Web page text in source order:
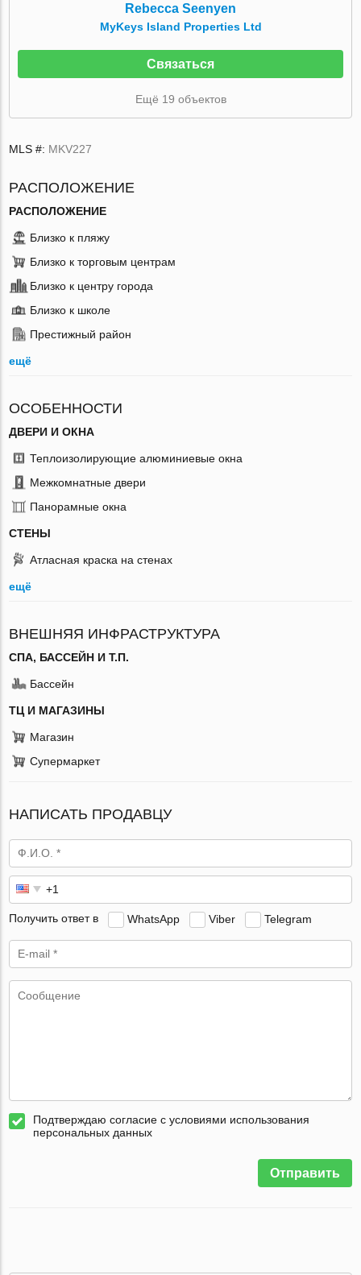
Rebecca Seenyen
MyKeys Island Properties Ltd
Связаться
Ещё 19 объектов
MLS #: MKV227
РАСПОЛОЖЕНИЕ
РАСПОЛОЖЕНИЕ
Близко к пляжу
Близко к торговым центрам
Близко к центру города
Близко к школе
Престижный район
ещё
ОСОБЕННОСТИ
ДВЕРИ И ОКНА
Теплоизолирующие алюминиевые окна
Межкомнатные двери
Панорамные окна
СТЕНЫ
Атласная краска на стенах
ещё
ВНЕШНЯЯ ИНФРАСТРУКТУРА
СПА, БАССЕЙН И Т.П.
Бассейн
ТЦ И МАГАЗИНЫ
Магазин
Супермаркет
НАПИСАТЬ ПРОДАВЦУ
Получить ответ в WhatsApp Viber Telegram
Подтверждаю согласие с условиями использования
персональных данных
Отправить